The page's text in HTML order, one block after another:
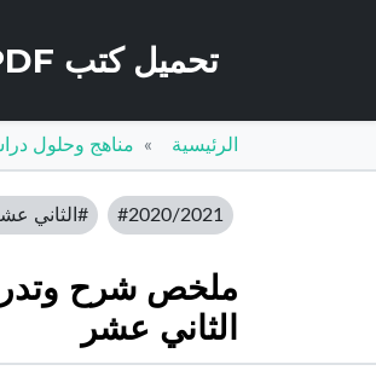
تحميل كتب PDF مجانا – كتب كو
الرئيسية مناهج وحلول
#2020/2021 #الثاني
ملخص شرح
الثاني عشر